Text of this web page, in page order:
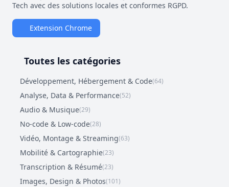
Tech avec des solutions locales et conformes RGPD.
Extension Chrome
Toutes les catégories
Développement, Hébergement & Code(64)
Analyse, Data & Performance(52)
Audio & Musique(29)
No-code & Low-code(28)
Vidéo, Montage & Streaming(63)
Mobilité & Cartographie(23)
Transcription & Résumé(23)
Images, Design & Photos(101)